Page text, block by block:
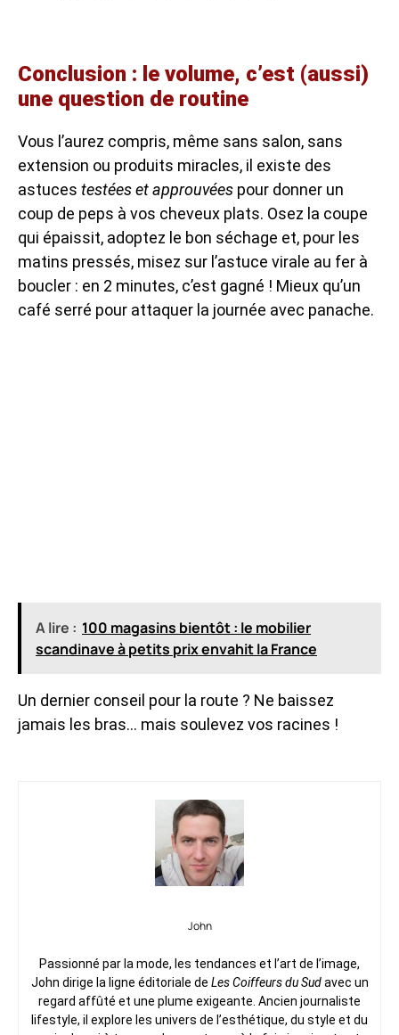
Conclusion : le volume, c’est (aussi)
une question de routine
Vous l’aurez compris, même sans salon, sans
extension ou produits miracles, il existe des
astuces testées et approuvées pour donner un
coup de peps à vos cheveux plats. Osez la coupe
qui épaissit, adoptez le bon séchage et, pour les
matins pressés, misez sur l’astuce virale au fer à
boucler : en 2 minutes, c’est gagné ! Mieux qu’un
café serré pour attaquer la journée avec panache.
A lire : 100 magasins bientôt : le mobilier
scandinave à petits prix envahit la France
Un dernier conseil pour la route ? Ne baissez
jamais les bras… mais soulevez vos racines !
John
Passionné par la mode, les tendances et l’art de l’image,
John dirige la ligne éditoriale de Les Coiffeurs du Sudavec un
regard affûté et une plume exigeante. Ancien journaliste
lifestyle, il explore les univers de l’esthétique, du style et du